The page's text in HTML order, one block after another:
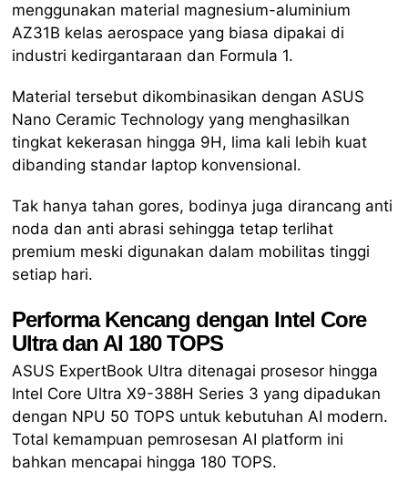
menggunakan material magnesium-aluminium
AZ31B kelas aerospace yang biasa dipakai di
industri kedirgantaraan dan Formula 1.
Material tersebut dikombinasikan dengan ASUS
Nano Ceramic Technology yang menghasilkan
tingkat kekerasan hingga 9H, lima kali lebih kuat
dibanding standar laptop konvensional.
Tak hanya tahan gores, bodinya juga dirancang anti
noda dan anti abrasi sehingga tetap terlihat
premium meski digunakan dalam mobilitas tinggi
setiap hari.
Performa Kencang dengan Intel Core
Ultra dan AI 180 TOPS
ASUS ExpertBook Ultra ditenagai prosesor hingga
Intel Core Ultra X9-388H Series 3 yang dipadukan
dengan NPU 50 TOPS untuk kebutuhan AI modern.
Total kemampuan pemrosesan AI platform ini
bahkan mencapai hingga 180 TOPS.